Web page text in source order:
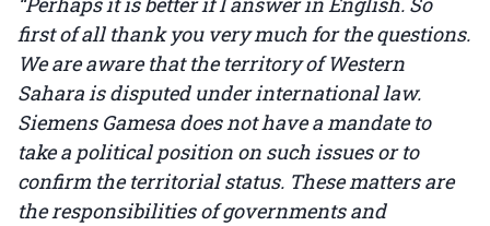
first of all thank you very much for the questions.
We are aware that the territory of Western
Sahara is disputed under international law.
Siemens Gamesa does not have a mandate to
take a political position on such issues or to
confirm the territorial status. These matters are
the responsibilities of governments and